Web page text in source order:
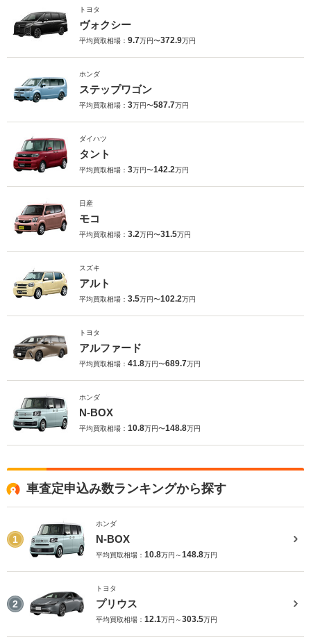
トヨタ
ヴォクシー
平均買取相場： 9.7万円〜372.9万円
ホンダ
ステップワゴン
平均買取相場： 3万円〜587.7万円
ダイハツ
タント
平均買取相場： 3万円〜142.2万円
日産
モコ
平均買取相場： 3.2万円〜31.5万円
スズキ
アルト
平均買取相場： 3.5万円〜102.2万円
トヨタ
アルファード
平均買取相場： 41.8万円〜689.7万円
ホンダ
N-BOX
平均買取相場： 10.8万円〜148.8万円
車査定申込み数ランキングから探す
1
ホンダ
N-BOX
平均買取相場： 10.8万円～148.8万円
2
トヨタ
プリウス
平均買取相場： 12.1万円～303.5万円